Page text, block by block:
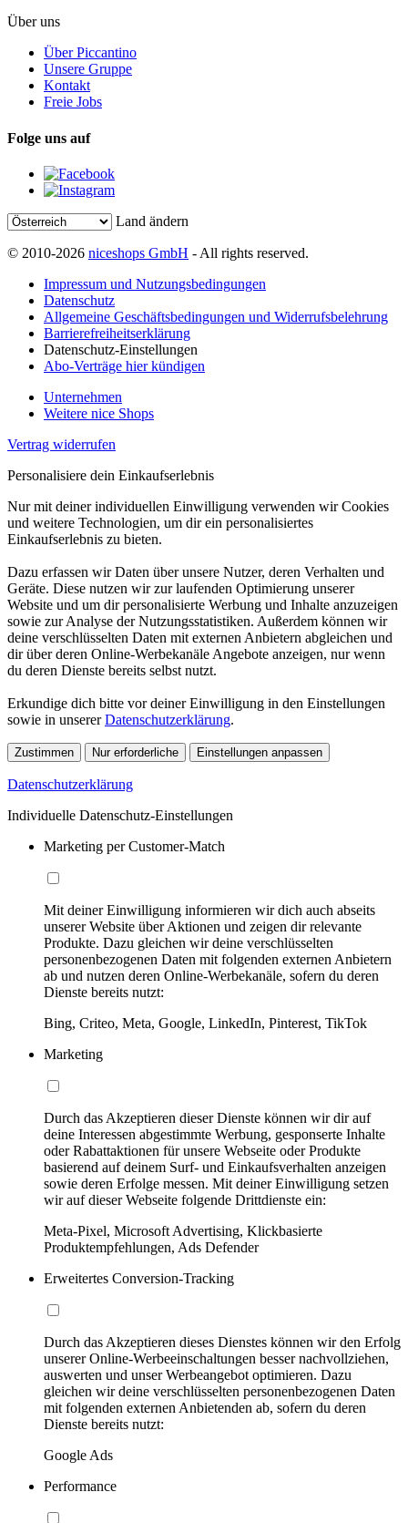
Über uns
Über Piccantino
Unsere Gruppe
Kontakt
Freie Jobs
Folge uns auf
Land ändern
© 2010-2026 niceshops GmbH - All rights reserved.
Impressum und Nutzungsbedingungen
Datenschutz
Allgemeine Geschäftsbedingungen und Widerrufsbelehrung
Barrierefreiheitserklärung
Datenschutz-Einstellungen
Abo-Verträge hier kündigen
Unternehmen
Weitere nice Shops
Vertrag widerrufen
Personalisiere dein Einkaufserlebnis
Nur mit deiner individuellen Einwilligung verwenden wir Cookies
und weitere Technologien, um dir ein personalisiertes
Einkaufserlebnis zu bieten.
Dazu erfassen wir Daten über unsere Nutzer, deren Verhalten und
Geräte. Diese nutzen wir zur laufenden Optimierung unserer
Website und um dir personalisierte Werbung und Inhalte anzuzeigen
sowie zur Analyse der Nutzungsstatistiken. Außerdem können wir
deine verschlüsselten Daten mit externen Anbietern abgleichen und
dir über deren Online-Werbekanäle Angebote anzeigen, nur wenn
du deren Dienste bereits selbst nutzt.
Erkundige dich bitte vor deiner Einwilligung in den Einstellungen
sowie in unsererDatenschutzerklärung.
Zustimmen Nur erforderliche Einstellungen anpassen
Datenschutzerklärung
Individuelle Datenschutz-Einstellungen
Marketing per Customer-Match
Mit deiner Einwilligung informieren wir dich auch abseits
unserer Website über Aktionen und zeigen dir relevante
Produkte. Dazu gleichen wir deine verschlüsselten
personenbezogenen Daten mit folgenden externen Anbietern
ab und nutzen deren Online-Werbekanäle, sofern du deren
Dienste bereits nutzt:
Bing, Criteo, Meta, Google, LinkedIn, Pinterest, TikTok
Marketing
Durch das Akzeptieren dieser Dienste können wir dir auf
deine Interessen abgestimmte Werbung, gesponserte Inhalte
oder Rabattaktionen für unsere Webseite oder Produkte
basierend auf deinem Surf- und Einkaufsverhalten anzeigen
sowie deren Erfolge messen. Mit deiner Einwilligung setzen
wir auf dieser Webseite folgende Drittdienste ein:
Meta-Pixel, Microsoft Advertising, Klickbasierte
Produktempfehlungen, Ads Defender
Erweitertes Conversion-Tracking
Durch das Akzeptieren dieses Dienstes können wir den Erfolg
unserer Online-Werbeeinschaltungen besser nachvollziehen,
auswerten und unser Werbeangebot optimieren. Dazu
gleichen wir deine verschlüsselten personenbezogenen Daten
mit folgenden externen Anbietenden ab, sofern du deren
Dienste bereits nutzt:
Google Ads
Performance